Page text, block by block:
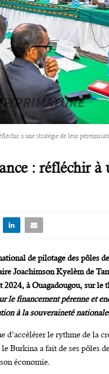
à une stratégie de leur
: réfléchir à
de pilotage des pôles
Joachimson Kyelèm de
2024, à Ouagadougou, sur le
le financement pérenne et
à la souveraineté nationale
d’accélérer le rythme de la
Burkina a fait de ses pôles
économie.